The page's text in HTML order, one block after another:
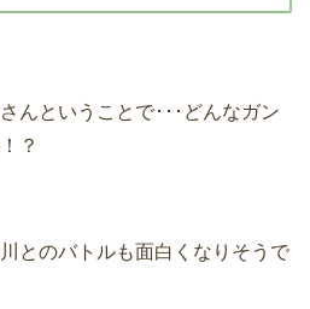
んということで･･･どんなガン
？
とのバトルも面白くなりそうで